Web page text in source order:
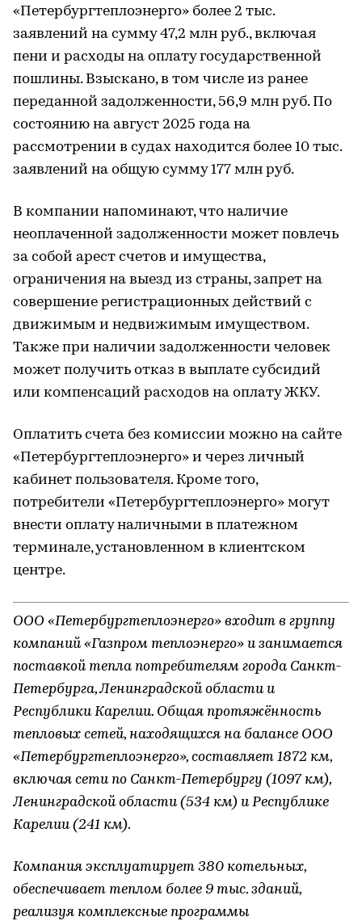
«Петербургтеплоэнерго» более 2 тыс.
заявлений на сумму 47,2 млн руб., включая
пени и расходы на оплату государственной
пошлины. Взыскано, в том числе из ранее
переданной задолженности, 56,9 млн руб. По
состоянию на август 2025 года на
рассмотрении в судах находится более 10 тыс.
заявлений на общую сумму 177 млн руб.
В компании напоминают, что наличие
неоплаченной задолженности может повлечь
за собой арест счетов и имущества,
ограничения на выезд из страны, запрет на
совершение регистрационных действий с
движимым и недвижимым имуществом.
Также при наличии задолженности человек
может получить отказ в выплате субсидий
или компенсаций расходов на оплату ЖКУ.
Оплатить счета без комиссии можно на сайте
«Петербургтеплоэнерго» и через личный
кабинет пользователя. Кроме того,
потребители «Петербургтеплоэнерго» могут
внести оплату наличными в платежном
терминале, установленном в клиентском
центре.
ООО «Петербургтеплоэнерго» входит в группу
компаний «Газпром теплоэнерго» и занимается
поставкой тепла потребителям города Санкт-
Петербурга, Ленинградской области и
Республики Карелии. Общая протяжённость
тепловых сетей, находящихся на балансе ООО
«Петербургтеплоэнерго», составляет 1872 км,
включая сети по Санкт-Петербургу (1097 км),
Ленинградской области (534 км) и Республике
Карелии (241 км).
Компания эксплуатирует 380 котельных,
обеспечивает теплом более 9 тыс. зданий,
реализуя комплексные программы